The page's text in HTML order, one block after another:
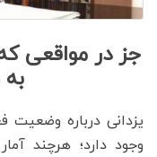
جز در مواقعی
یزدانی درباره وضعیت
وجود دارد؛ هرچند